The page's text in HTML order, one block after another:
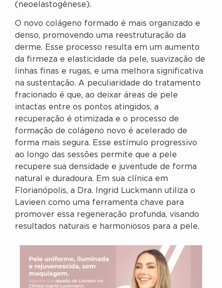
(neoelastogênese).
O novo colágeno formado é mais organizado e
denso, promovendo uma reestruturação da
derme. Esse processo resulta em um aumento
da firmeza e elasticidade da pele, suavização de
linhas finas e rugas, e uma melhora significativa
na sustentação. A peculiaridade do tratamento
fracionado é que, ao deixar áreas de pele
intactas entre os pontos atingidos, a
recuperação é otimizada e o processo de
formação de colágeno novo é acelerado de
forma mais segura. Esse estímulo progressivo
ao longo das sessões permite que a pele
recupere sua densidade e juventude de forma
natural e duradoura. Em sua clínica em
Florianópolis, a Dra. Ingrid Luckmann utiliza o
Lavieen como uma ferramenta chave para
promover essa regeneração profunda, visando
resultados naturais e harmoniosos para a pele.